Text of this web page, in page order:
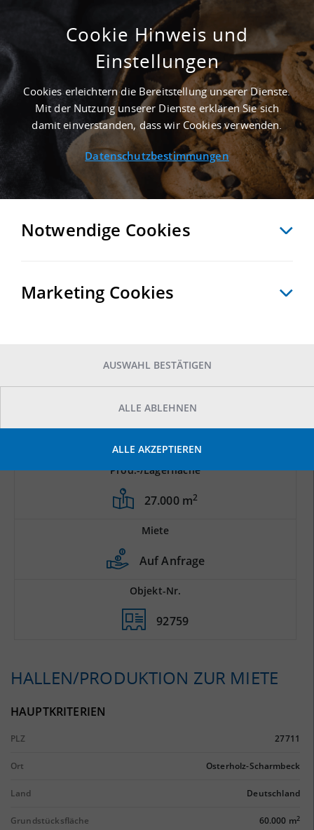
ERSTBEZUG - 27.000 M²
PRODUKTIONSHALLE IN OSTERHOLZ-
SCHARMBECK NAHE FLUGHAFEN BREMEN -
LANDKREIS OSTERHOLZ
Immobiliensuche / Detailansicht
Prod.-/Lagerfläche
27.000 m2
Miete
Auf Anfrage
Objekt-Nr.
92759
HALLEN/PRODUKTION ZUR MIETE
HAUPTKRITERIEN
PLZ 27711
Ort Osterholz-Scharmbeck
Land Deutschland
Grundstücksfläche 60.000 m2
Cookie Hinweis und
Einstellungen
Cookies erleichtern die Bereitstellung unserer Dienste.
Mit der Nutzung unserer Dienste erklären Sie sich
damit einverstanden, dass wir Cookies verwenden.
Datenschutzbestimmungen
Notwendige Cookies
Marketing Cookies
AUSWAHL BESTÄTIGEN
ALLE ABLEHNEN
ALLE AKZEPTIEREN